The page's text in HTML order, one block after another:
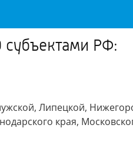
РФ:
Липецкой,
края,